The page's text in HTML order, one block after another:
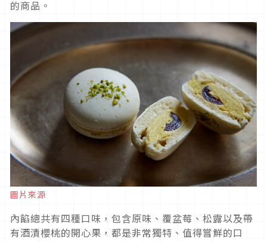
的商品。
圖片來源
內餡總共有四種口味，包含原味、覆盆莓、松露以及帶
有酒漬櫻桃的開心果，都是非常獨特、值得嘗鮮的口